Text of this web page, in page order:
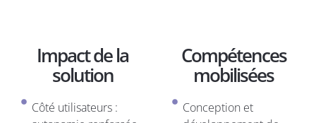
Impact de la
solution
Côté utilisateurs :
Compétences
mobilisées
Conception et